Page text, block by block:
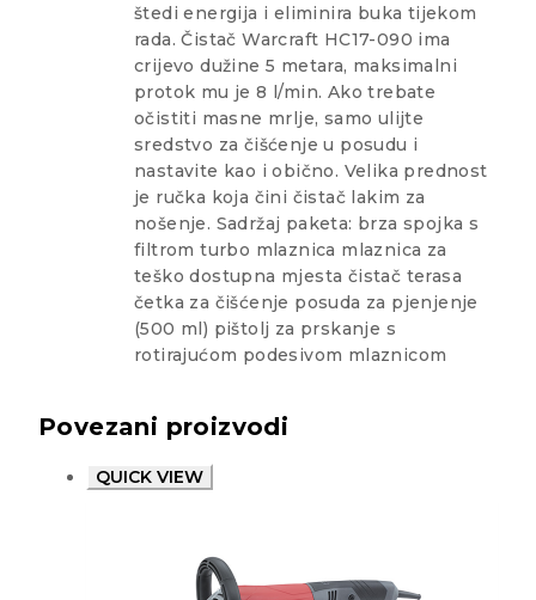
štedi energija i eliminira buka tijekom
rada. Čistač Warcraft HC17-090 ima
crijevo dužine 5 metara, maksimalni
protok mu je 8 l/min. Ako trebate
očistiti masne mrlje, samo ulijte
sredstvo za čišćenje u posudu i
nastavite kao i obično. Velika prednost
je ručka koja čini čistač lakim za
nošenje. Sadržaj paketa: brza spojka s
filtrom turbo mlaznica mlaznica za
teško dostupna mjesta čistač terasa
četka za čišćenje posuda za pjenjenje
(500 ml) pištolj za prskanje s
rotirajućom podesivom mlaznicom
Povezani proizvodi
QUICK VIEW